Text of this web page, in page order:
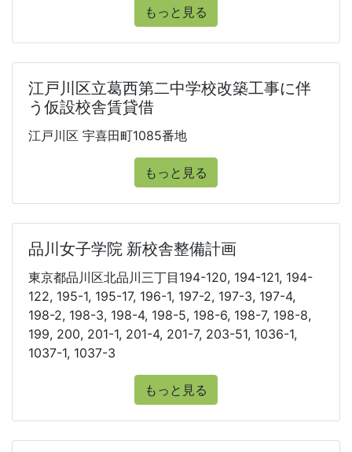
もっと見る
江戸川区立葛西第二中学校改築工事に伴
う仮設校舎賃貸借
江戸川区 宇喜田町1085番地
もっと見る
品川女子学院 新校舎整備計画
東京都品川区北品川三丁目194-120, 194-121, 194-
122, 195-1, 195-17, 196-1, 197-2, 197-3, 197-4,
198-2, 198-3, 198-4, 198-5, 198-6, 198-7, 198-8,
199, 200, 201-1, 201-4, 201-7, 203-51, 1036-1,
1037-1, 1037-3
もっと見る